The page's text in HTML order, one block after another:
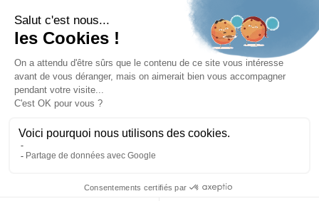
Marchand approuvé par la Société des Avis Garantis,